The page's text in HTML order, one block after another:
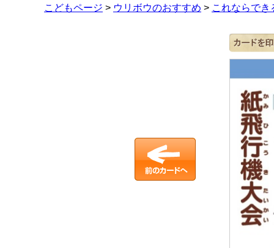
こどもページ > ウリボウのおすすめ > これならで